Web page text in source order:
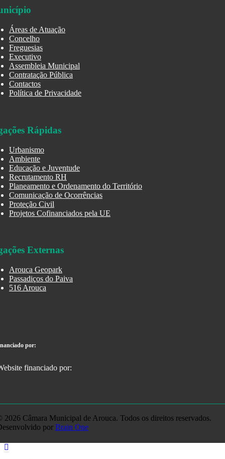
Áreas de Atuação
Concelho
Freguesias
Executivo
Assembleia Municipal
Contratação Pública
Contactos
Política de Privacidade
Rápidas
Urbanismo
Ambiente
Educação e Juventude
Recrutamento RH
Planeamento e Ordenamento do Território
Comunicação de Ocorrências
Proteção Civil
Projetos Cofinanciados pela UE
Externas
Arouca Geopark
Passadiços do Paiva
516 Arouca
por:
2026 Câmara Municipal de Arouca. Todos os direitos reservados.
por Brain One